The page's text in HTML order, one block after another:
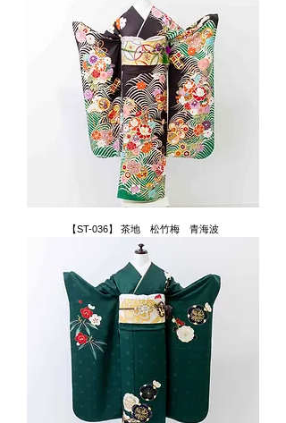
【ST-036】 茶地 松竹梅 青海波